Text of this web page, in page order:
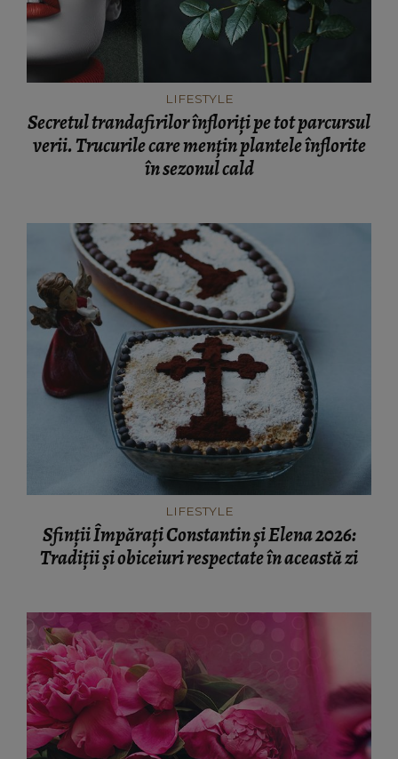
LIFESTYLE
Secretul trandafirilor înfloriți pe tot parcursul
verii. Trucurile care mențin plantele înflorite
în sezonul cald
LIFESTYLE
Sfinții Împărați Constantin și Elena 2026:
Tradiții și obiceiuri respectate în această zi